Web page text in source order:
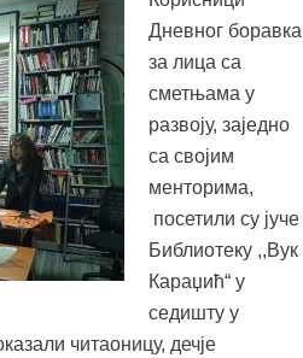
Дневног боравка
за лица са
сметњама у
развоју, заједно
са својим
менторима,
посетили су јуче
Библиотеку ,,Вук
Караџић“ у
седишту у
читаоницу, дечје